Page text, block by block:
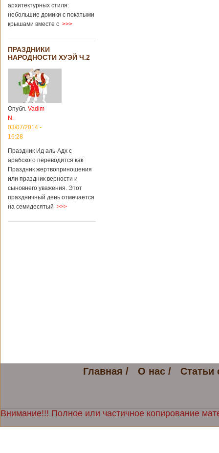
архитектурных стиля:
небольшие домики с покатыми
крышами вместе с >>>
ПРАЗДНИКИ
НАРОДНОСТИ ХУЭЙ Ч.2
Опубл. Vadim
N.
03/07/2014 -
16:28
Праздник Ид аль-Адх с
арабского переводится как
Праздник жертвоприношения
или праздник верности и
сыновнего уважения. Этот
праздничный день отмечается
на семидесятый >>>
Главная / О нас / Статьи
Внимание!!! Полное или частичное копирование